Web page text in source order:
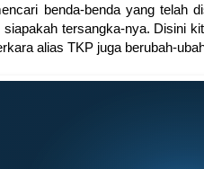
benda-benda yang telah
siapakah tersangka-nya. Disini
alias TKP juga berubah-